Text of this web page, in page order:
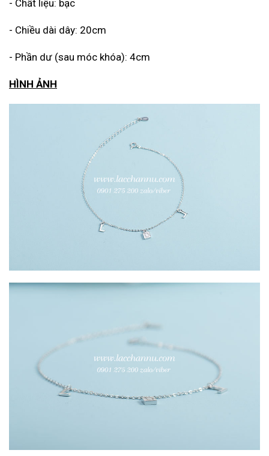
- Chất liệu: bạc
- Chiều dài dây: 20cm
- Phần dư (sau móc khóa): 4cm
HÌNH ẢNH